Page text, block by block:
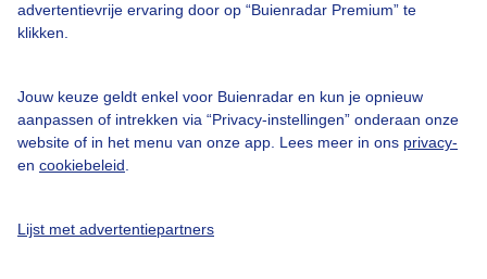
advertentievrije ervaring door op “Buienradar Premium” te
klikken.
Jouw keuze geldt enkel voor Buienradar en kun je opnieuw
aanpassen of intrekken via “Privacy-instellingen” onderaan onze
website of in het menu van onze app. Lees meer in ons privacy-
en cookiebeleid
Lijst met advertentiepartners
Gebruikersvoorwaarden
Buienradar Team
Privacy beleid
Cookie beleid
Gratis weerdata